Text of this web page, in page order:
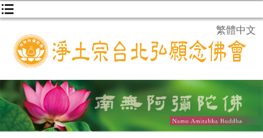
繁體中文